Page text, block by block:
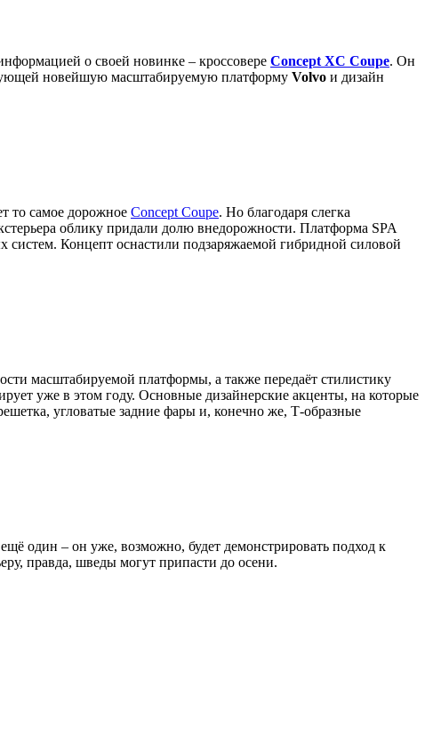
о своей новинке – кроссовере Concept XC Coupe. Он
новейшую масштабируемую платформу Volvo и дизайн
то самое дорожное Concept Coupe. Но благодаря слегка
облику придали долю внедорожности. Платформа SPA
систем. Концепт оснастили подзаряжаемой гибридной силовой
масштабируемой платформы, а также передаёт стилистику
уже в этом году. Основные дизайнерские акценты, на которые
угловатые задние фары и, конечно же, Т-образные
один – он уже, возможно, будет демонстрировать подход к
правда, шведы могут припасти до осени.